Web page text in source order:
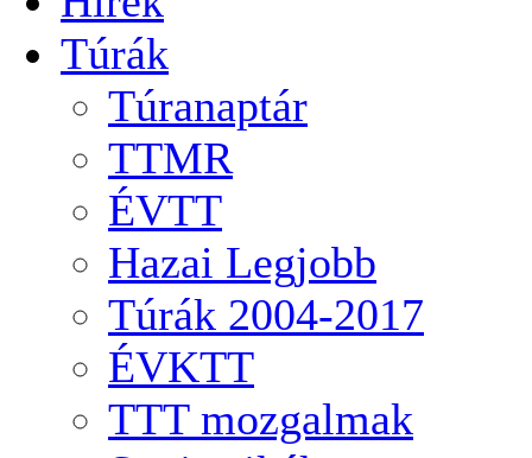
Túrák
Túranaptár
TTMR
ÉVTT
Hazai Legjobb
Túrák 2004-2017
ÉVKTT
TTT mozgalmak